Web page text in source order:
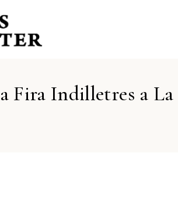
Fira Indilletres a La